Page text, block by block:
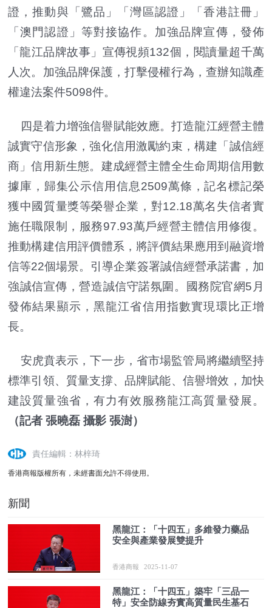
證，推動與「鷺品」「灣區認證」「香港註冊」
「澳門認證」等對接協作。加強品牌宣傳，發佈
「龍江品牌故事」宣傳視頻132個，閱讀量超千萬
人次。加強品牌保護，打擊侵權行為，查辦知識產
權違法案件5098件。
四是着力增強信譽賦能效應。打造龍江經營主體
誠實守信形象，強化信用激勵約束，構建「誠信經
商」信用新生態。建成經營主體全生命周期信用數
據庫，歸集公示信用信息2509萬條，記名標記榮
獲中國質量獎等榮譽企業，對12.18萬名失信者實
施任職限制，服務97.93萬戶經營主體信用修復。
推動構建信用評價體系，將評價結果應用到融資增
信等22個場景。引導企業簽署誠信經營承諾書，加
強誠信宣傳，營造誠信守諾氛圍。國務院官網5月
發佈結果顯示，黑龍江省信用指數實現環比正增
長。
安虎賁表示，下一步，省市場監管局將繼續堅持
標準引領、質量支撐、品牌賦能、信譽增效，加快
建設質量強省，有力有效服務龍江高質量發展。
（記者 張曉磊 攝影 張澍）
責任編輯：林梓琦
香港商報版權所有，未經書面允許不得使用。
新聞
黑龍江：「十四五」多維發力藥品
安全與產業發展雙提升
香港商報 2025-11-07
黑龍江：「十四五」築牢「三品一
特」安全防線夯實高質量民生基石